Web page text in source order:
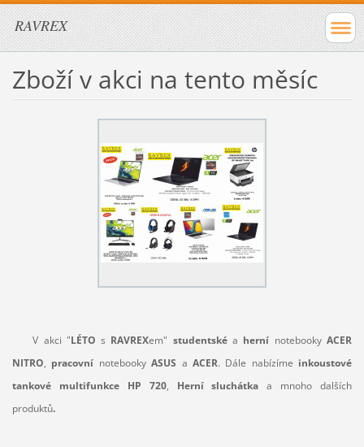
RAVREX
Zboží v akci na tento měsíc
V akci "LÉTO s RAVREXem" studentskéa herní notebookyACER
NITRO, pracovní notebookyASUS a ACER. Dále nabízíme inkoustové
tankové multifunkce HP 720, Herní sluchátka a mnoho dalších
produktů.